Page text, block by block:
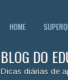
HOME
BLOG DO
Dicas diárias de